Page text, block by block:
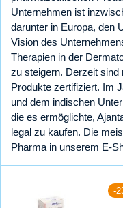
Unternehmen ist
darunter in Europa, den
Vision des
Therapien in der
zu steigern. Derzeit sind
Produkte zertifiziert. Im
und dem indischen
die es ermöglichte,
legal zu kaufen. Die
Pharma in unserem E-
-